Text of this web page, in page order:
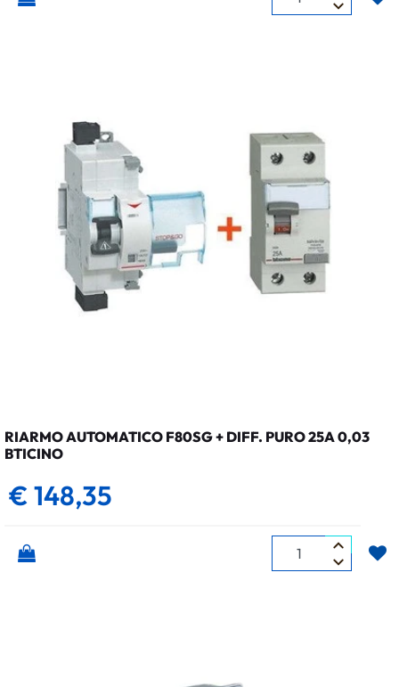
RIARMO AUTOMATICO F80SG + DIFF. PURO 25A 0,03
BTICINO
€ 148,35
Quantità